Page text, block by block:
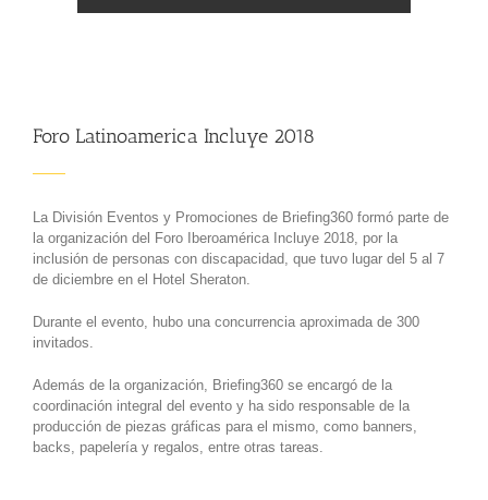
Foro Latinoamerica Incluye 2018
La División Eventos y Promociones de Briefing360 formó parte de
la organización del Foro Iberoamérica Incluye 2018, por la
inclusión de personas con discapacidad, que tuvo lugar del 5 al 7
de diciembre en el Hotel Sheraton.
Durante el evento, hubo una concurrencia aproximada de 300
invitados.
Además de la organización, Briefing360 se encargó de la
coordinación integral del evento y ha sido responsable de la
producción de piezas gráficas para el mismo, como banners,
backs, papelería y regalos, entre otras tareas.